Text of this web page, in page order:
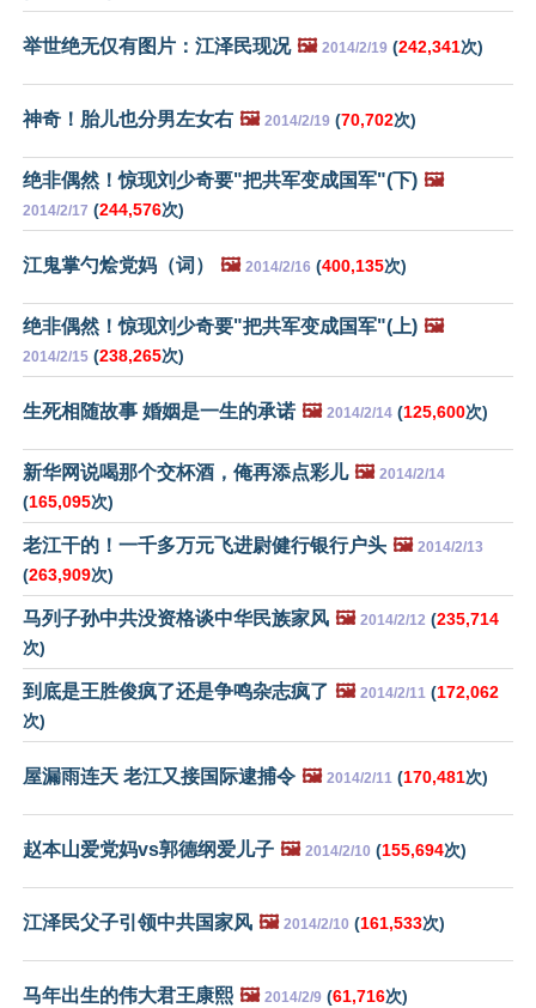
举世绝无仅有图片：江泽民现况 🖼️ 2014/2/19 (242,341次)
神奇！胎儿也分男左女右 🖼️ 2014/2/19 (70,702次)
绝非偶然！惊现刘少奇要"把共军变成国军"(下) 🖼️
2014/2/17 (244,576次)
江鬼掌勺烩党妈（词） 🖼️ 2014/2/16 (400,135次)
绝非偶然！惊现刘少奇要"把共军变成国军"(上) 🖼️
2014/2/15 (238,265次)
生死相随故事 婚姻是一生的承诺 🖼️ 2014/2/14 (125,600次)
新华网说喝那个交杯酒，俺再添点彩儿 🖼️ 2014/2/14
(165,095次)
老江干的！一千多万元飞进尉健行银行户头 🖼️ 2014/2/13
(263,909次)
马列子孙中共没资格谈中华民族家风 🖼️ 2014/2/12 (235,714
次)
到底是王胜俊疯了还是争鸣杂志疯了 🖼️ 2014/2/11 (172,062
次)
屋漏雨连天 老江又接国际逮捕令 🖼️ 2014/2/11 (170,481次)
赵本山爱党妈vs郭德纲爱儿子 🖼️ 2014/2/10 (155,694次)
江泽民父子引领中共国家风 🖼️ 2014/2/10 (161,533次)
马年出生的伟大君王康熙 🖼️ 2014/2/9 (61,716次)